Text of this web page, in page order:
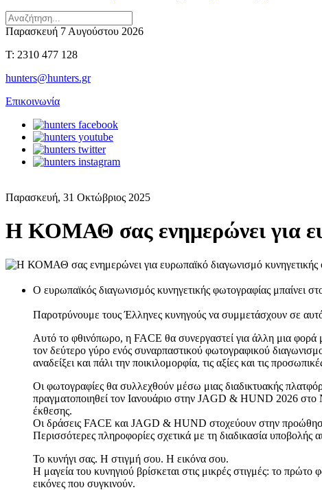
Παρασκευή 7 Αυγούστου 2026
T: 2310 477 128
hunters@hunters.gr
Επικοινωνία
Παρασκευή, 31 Οκτώβριος 2025
H ΚΟΜΑΘ σας ενημερώνει για
Ο ευρωπαϊκός διαγωνισμός κυνηγετικής φωτογραφίας μπαίνει
Παροτρύνουμε τους Έλληνες κυνηγούς να συμμετάσχουν σε
Αυτό το φθινόπωρο, η FACE θα συνεργαστεί για άλλη μια
τον δεύτερο γύρο ενός συναρπαστικού φωτογραφικού
αναδείξει και πάλι την ποικιλομορφία, τις αξίες και τις
Οι φωτογραφίες θα συλλεχθούν μέσω μιας διαδικτυακής
πραγματοποιηθεί τον Ιανουάριο στην JAGD & HUND 2026 στο
έκθεσης.
Οι δράσεις FACE και JAGD & HUND στοχεύουν στην προώθηση
Περισσότερες πληροφορίες σχετικά με τη διαδικασία υποβολής
Το κυνήγι σας. Η στιγμή σου. Η εικόνα σου.
Η μαγεία του κυνηγιού βρίσκεται στις μικρές στιγμές: το
εικόνες που συγκινούν.